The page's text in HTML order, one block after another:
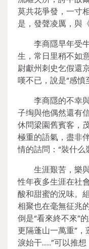
莫共花爭發，一寸
是，發聲凌厲，與
李商隱早年受
生，常日里稍不如
尉獻州刺史乞假還
嘆不已，說是“感憤
李商隱的不幸
子绹與他偶然還有
休問梁園舊賓客，
極重的語氣，盡非
情的詰問：“裝什
生涯艱苦，樂
性年夜多生涯在社
酸和甜蜜的況味。
相聚也在毫無征兆
倒是“看來終不來”
更隔蓬山一萬重”
淚始干……”可以推